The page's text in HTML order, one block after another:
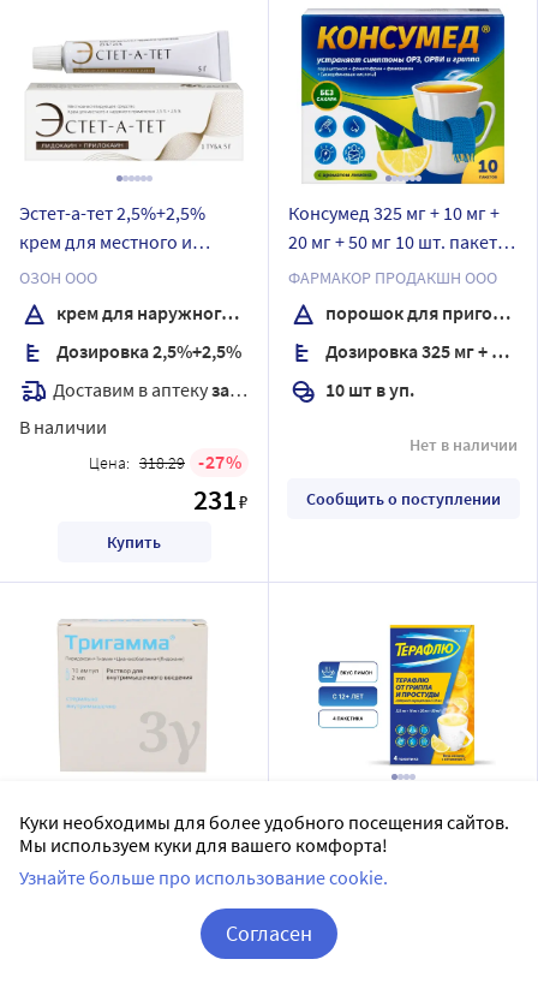
Эстет-а-тет 2,5%+2,5%
крем для местного и
наружного применения 5
гр
ОЗОН ООО
крем для наружного применения
Дозировка 2,5%+2,5%
Доставим в аптекузавтра
В наличии
Цена: 318.29 27
231₽
Купить
Консумед 325 мг + 10 мг +
20 мг + 50 мг 10 шт. пакет
порошок для
приготовления раствора
для приема внутрь аромат
лимон
ФАРМАКОР ПРОДАКШН ООО
порошок для приготовления раствора
Дозировка 325 мг + 10 мг + 20 мг + 50 мг
10 шт в уп.
Нет в наличии
Сообщить о поступлении
Тригамма 10 шт. ампулы
раствор для
внутримышечного
Дальхимфарм ОАО
раствор для внутримышечного введения
Терафлю от гриппа и
простуды порошок для
приготовления раствора
ТЕРАФЛЮ
порошок для приготовления раствора
Дозировка 325 мг + 10 мг + 20 мг + 50 мг
Куки необходимы для более удобного посещения сайтов.
Мы используем куки для вашего комфорта!
Узнайте больше про использование cookie.
Согласен